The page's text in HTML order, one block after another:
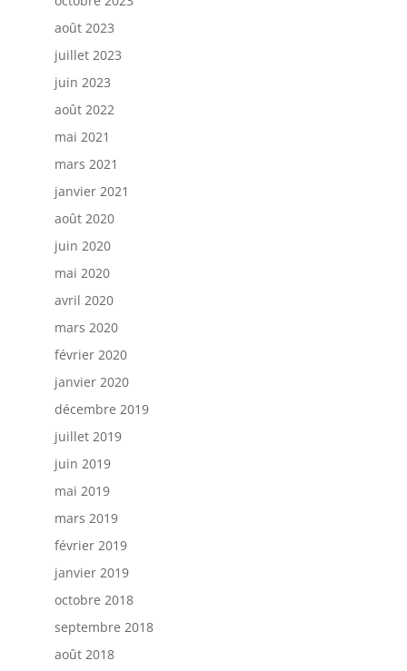
août 2023
juillet 2023
juin 2023
août 2022
mai 2021
mars 2021
janvier 2021
août 2020
juin 2020
mai 2020
avril 2020
mars 2020
février 2020
janvier 2020
décembre 2019
juillet 2019
juin 2019
mai 2019
mars 2019
février 2019
janvier 2019
octobre 2018
septembre 2018
août 2018